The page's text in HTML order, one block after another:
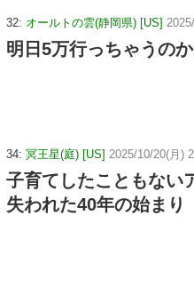
32: オールトの雲(静岡県) [US]
明日5万行っちゃうの
34: 冥王星(庭) [US] 2025/10/20(月)
子育てしたこともない
失われた40年の始まり